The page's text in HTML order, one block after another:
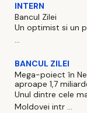
INTERN
Bancul Zilei
Un optimist si un
...
BANCUL ZILEI
Mega-poiect în
aproape 1,7
Unul dintre cele
Moldovei intr ...